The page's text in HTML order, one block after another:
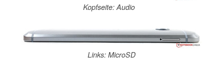
Kopfseite: Audio
Links: MicroSD